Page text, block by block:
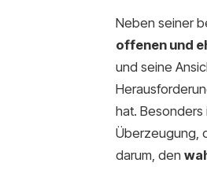
Neben seiner
offenen und
und seine
hat. Besonders
Überzeugung,
darum, den